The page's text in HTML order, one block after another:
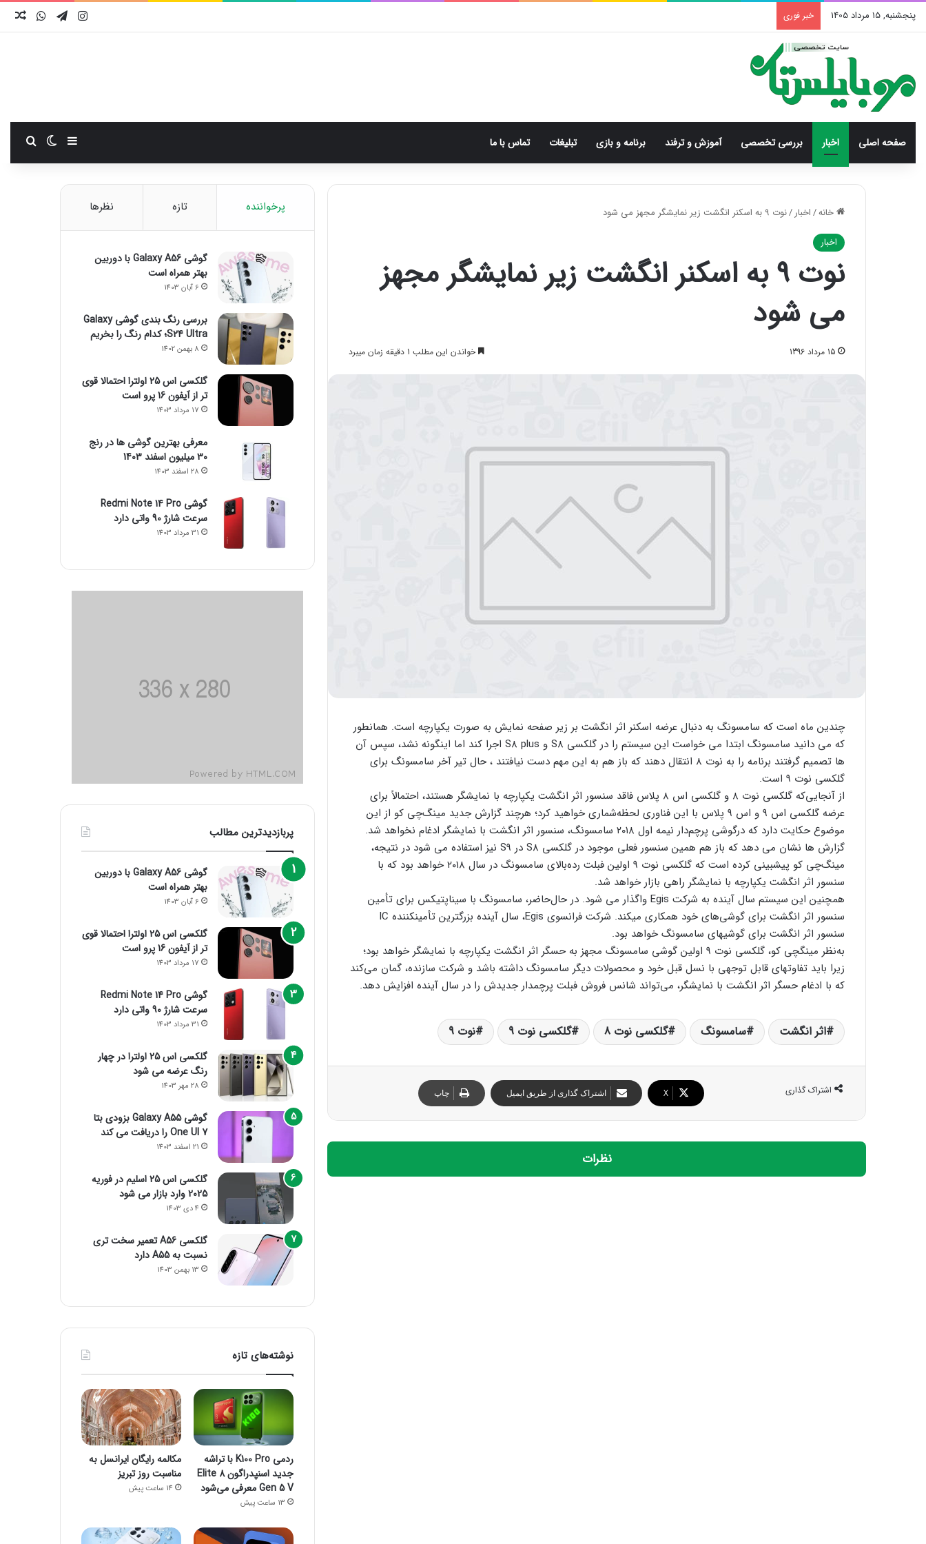
پنجشنبه, 15 مرداد 1405 خبر فوری اینستاگرام
تلگرام واتس
صفحه اصلی اخبار بررسی‌ تخصصی آموزش و ترفند برنامه و بازی تبلیغات تماس با ما سایدبارتغییر
خانه/اخبار/نوت ۹ به اسکنر انگشت زیر نمایشگر مجهز می شود
اخبار
نوت ۹ به اسکنر انگشت زیر نمایشگر مجهز
می شود
15 مرداد 1396 خواندن این مطلب 1 دقیقه زمان میبرد
چندین ماه است که سامسونگ به دنبال عرضه اسکنر اثر انگشت بر زیر صفحه نمایش به صورت یکپارچه است. همانطور
که می دانید سامسونگ ابتدا می خواست این سیستم را در گلکسی S8 و S8 plus اجرا کند اما اینگونه نشد، سپس آن
ها تصمیم گرفتند برنامه را به نوت ۸ انتقال دهند که باز هم به این مهم دست نیافتند ، حال تیر آخر سامسونگ برای
گلکسی نوت ۹ است.
از آنجایی‌که گلکسی نوت ۸ و گلکسی اس ۸ پلاس فاقد سنسور اثر انگشت یکپارچه با نمایشگر هستند، احتمالاً برای
عرضه گلکسی اس ۹ و اس ۹ پلاس با این فناوری لحظه‏‌شماری خواهید کرد؛ هرچند گزارش جدید مینگ‌چی کو از این
موضوع حکایت دارد که درگوشی پرچم‌‏دار نیمه اول ۲۰۱۸ سامسونگ، سنسور اثر انگشت با نمایشگر ادغام نخواهد شد.
گزارش ها نشان می دهد که باز هم همین سنسور فعلی موجود در گلکسی S8 در S9 نیز استفاده می شود در نتیجه،
مینگ‏‌چی کو پیش‎بینی کرده است که گلکسی نوت ۹ اولین فبلت رده‌بالای سامسونگ در سال ۲۰۱۸ خواهد بود که با
سنسور اثر انگشت یکپارچه با نمایشگر راهی بازار خواهد شد.
همچنین این سیستم سال آینده به شرکت Egis واگذار می شود. در حال‌حاضر، سامسونگ با سیناپتیکس برای تأمین
سنسور اثر انگشت برای گوشی‏‌های خود همکاری می‎کند. شرکت فرانسوی Egis، سال آینده بزرگ‎ترین تأمین‎کننده IC
سنسور اثر انگشت برای گوشی‎های سامسونگ خواهد بود.
به‌نظر مینگ‎چی کو، گلکسی نوت ۹ اولین گوشی سامسونگ مجهز به حسگر اثر انگشت یکپارچه با نمایشگر خواهد بود؛
زیرا باید تفاوت‎های قابل‌ توجهی با نسل قبل خود و محصولات دیگر سامسونگ داشته باشد و شرکت سازنده، گمان می‌کند
که با ادغام حسگر اثر انگشت با نمایشگر، می‌تواند شانس فروش فبلت پرچم‎دار جدیدش را در سال آینده افزایش دهد.
اثر انگشت سامسونگ گلکسی نوت 8 گلکسی نوت 9 نوت 9
اشتراک گذاری X اشتراک گذاری از طریق ایمیل چاپ
نظرات
پرخواننده تازه نظرها
گوشی Galaxy A56 با دوربین
بهتر همراه است
6 آبان 1403
بررسی رنگ بندی گوشی Galaxy
S24 Ultra؛ کدام رنگ را بخریم
8 بهمن 1402
گلکسی اس 25 اولترا احتمالا قوی
تر از آیفون 16 پرو است
17 مرداد 1403
معرفی بهترین گوشی ها در رنج
۳۰ میلیون اسفند 1403
28 اسفند 1403
گوشی Redmi Note 14 Pro
سرعت شارژ 90 واتی دارد
31 مرداد 1403
پربازدیدترین مطالب
گوشی Galaxy A56 با دوربین
بهتر همراه است
6 آبان 1403
گلکسی اس 25 اولترا احتمالا قوی
تر از آیفون 16 پرو است
17 مرداد 1403
گوشی Redmi Note 14 Pro
سرعت شارژ 90 واتی دارد
31 مرداد 1403
گلکسی اس 25 اولترا در چهار
رنگ عرضه می شود
28 مهر 1403
گوشی Galaxy A55 بزودی بتا
One UI 7 را دریافت می کند
21 اسفند 1403
گلکسی اس 25 اسلیم در فوریه
2025 وارد بازار می شود
4 دی 1403
گلکسی A56 تعمیر سخت تری
نسبت به A55 دارد
13 بهمن 1403
نوشته‌های تازه
ردمی K100 Pro با تراشه
جدید اسنپدراگون 8 Elite
Gen 5 V معرفی می‌شود
13 ساعت پیش
مکالمه رایگان ایرانسل به
مناسبت روز تبریز
14 ساعت پیش